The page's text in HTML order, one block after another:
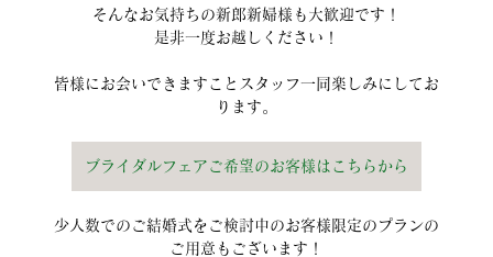
そんなお気持ちの新郎新婦様も大歓迎です！
是非一度お越しください！
皆様にお会いできますことスタッフ一同楽しみにしてお
ります。
ブライダルフェアご希望のお客様はこちらから
少人数でのご結婚式をご検討中のお客様限定のプランの
ご用意もございます！